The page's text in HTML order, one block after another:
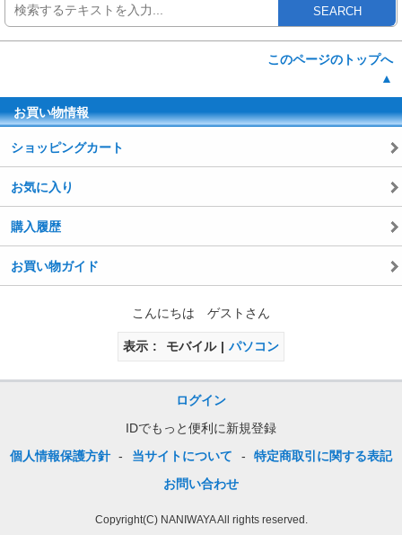
SEARCH
このページのトップへ
▲
お買い物情報
ショッピングカート
お気に入り
購入履歴
お買い物ガイド
こんにちは ゲストさん
表示 モバイル パソコン
ログイン
IDでもっと便利に新規登録
個人情報保護方針 - 当サイトについて -
特定商取引に関する表記
お問い合わせ
Copyright(C) NANIWAYA All rights reserved.